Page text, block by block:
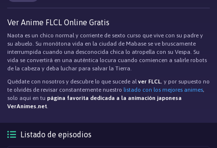
Ver Anime FLCL Online Gratis
Naota es un chico normal y corriente de sexto curso que vive con su padre y
su abuelo. Su monótona vida en la ciudad de Mabase se ve bruscamente
interrumpida cuando una desconocida chica lo atropella con su Vespa. Su
vida se convertirá en una auténtica locura cuando comiencen a salirle robots
de la cabeza y deba luchar para salvar la Tierra.
Quédate con nosotros y descubre lo que sucede alver FLCL, y por supuesto no
te olvidés de revisar constantemente nuestro listado con los mejores animes,
solo aqui en tu página favorita dedicada a la animación japonesa
VerAnimes.net.
Listado de episodios